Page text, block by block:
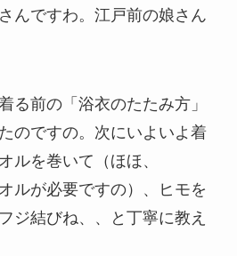
んですわ。江戸前の娘さん
る前の「浴衣のたたみ方」
のですの。次にいよいよ着
ルを巻いて（ほほ、
ルが必要ですの）、ヒモを
ジ結びね、、と丁寧に教え